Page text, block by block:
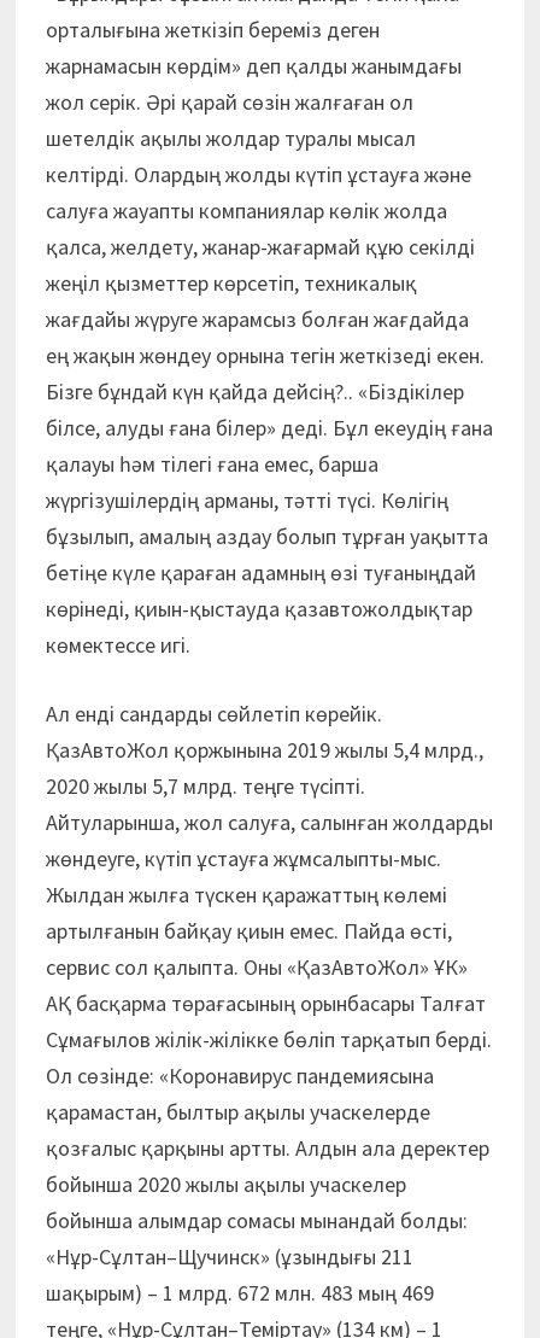
орталығына жеткізіп береміз деген
жарнамасын көрдім» деп қалды жанымдағы
жол серік. Әрі қарай сөзін жалғаған ол
шетелдік ақылы жолдар туралы мысал
келтірді. Олардың жолды күтіп ұстауға және
салуға жауапты компаниялар көлік жолда
қалса, желдету, жанар-жағармай құю секілді
жеңіл қызметтер көрсетіп, техникалық
жағдайы жүруге жарамсыз болған жағдайда
ең жақын жөндеу орнына тегін жеткізеді екен.
Бізге бұндай күн қайда дейсің?.. «Біздікілер
білсе, алуды ғана білер» деді. Бұл екеудің ғана
қалауы һәм тілегі ғана емес, барша
жүргізушілердің арманы, тәтті түсі. Көлігің
бұзылып, амалың аздау болып тұрған уақытта
бетіңе күле қараған адамның өзі туғаныңдай
көрінеді, қиын-қыстауда қазавтожолдықтар
көмектессе игі.
Ал енді сандарды сөйлетіп көрейік.
ҚазАвтоЖол қоржынына 2019 жылы 5,4 млрд.,
2020 жылы 5,7 млрд. теңге түсіпті.
Айтуларынша, жол салуға, салынған жолдарды
жөндеуге, күтіп ұстауға жұмсалыпты-мыс.
Жылдан жылға түскен қаражаттың көлемі
артылғанын байқау қиын емес. Пайда өсті,
сервис сол қалыпта. Оны «ҚазАвтоЖол» ҰК»
АҚ басқарма төрағасының орынбасары Талғат
Сұмағылов жілік-жілікке бөліп тарқатып берді.
Ол сөзінде: «Коронавирус пандемиясына
қарамастан, былтыр ақылы учаскелерде
қозғалыс қарқыны артты. Алдын ала деректер
бойынша 2020 жылы ақылы учаскелер
бойынша алымдар сомасы мынандай болды:
«Нұр-Сұлтан–Щучинск» (ұзындығы 211
шақырым) – 1 млрд. 672 млн. 483 мың 469
теңге, «Нұр-Сұлтан–Теміртау» (134 км) – 1